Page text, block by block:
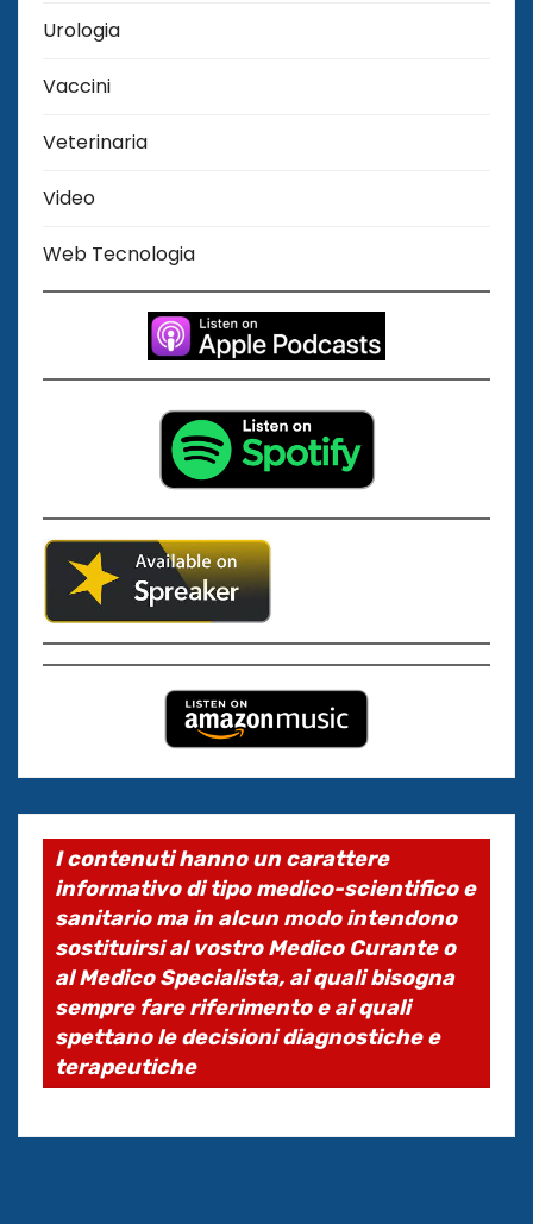
Urologia
Vaccini
Veterinaria
Video
Web Tecnologia
I contenuti hanno un carattere
informativo di tipo medico-scientifico e
sanitario ma in alcun modo intendono
sostituirsi al vostro Medico Curante o
al Medico Specialista, ai quali bisogna
sempre fare riferimento e ai quali
spettano le decisioni diagnostiche e
terapeutiche